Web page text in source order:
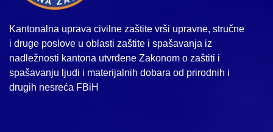
Kantonalna uprava civilne zaštite vrši upravne, stručne
i druge poslove u oblasti zaštite i spašavanja iz
nadležnosti kantona utvrđene Zakonom o zaštiti i
spašavanju ljudi i materijalnih dobara od prirodnih i
drugih nesreća FBiH